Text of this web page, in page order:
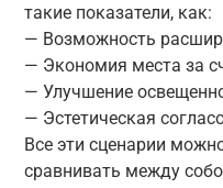
такие показатели, как:
— Возможность
— Экономия места за
— Улучшение
— Эстетическая
Все эти сценарии
сравнивать между